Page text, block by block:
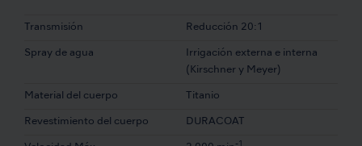
Transmisión Reducción 20:1
Spray de agua
Irrigación externa e interna
(Kirschner y Meyer)
Material del cuerpo Titanio
Revestimiento del cuerpo DURACOAT
-1